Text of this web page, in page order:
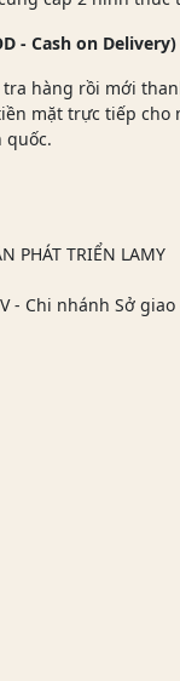
- Cash on Delivery)
hàng rồi mới
mặt trực tiếp
quốc.
PHÁT TRIỂN LAMY
- Chi nhánh Sở